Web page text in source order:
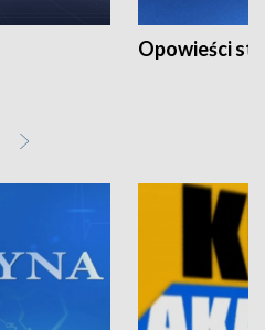
Opowieści